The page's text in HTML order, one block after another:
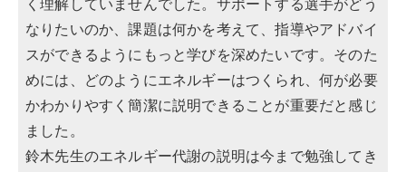
く理解していませんでした。サポートする選手がどう
なりたいのか、課題は何かを考えて、指導やアドバイ
スができるようにもっと学びを深めたいです。そのた
めには、どのようにエネルギーはつくられ、何が必要
かわかりやすく簡潔に説明できることが重要だと感じ
ました。
鈴木先生のエネルギー代謝の説明は今まで勉強してき